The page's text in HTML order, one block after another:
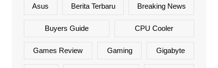
Asus Berita Terbaru Breaking News
Buyers Guide CPU Cooler
Games Review Gaming Gigabyte